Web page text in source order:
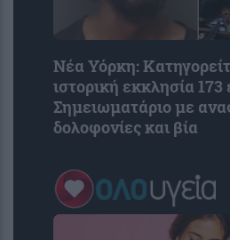
Νέα Υόρκη:
ιστορική εκκλησία
Σημειωματάριο με
δολοφονίες και βία